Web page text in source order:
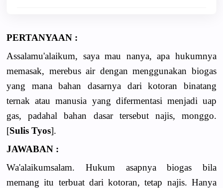
PERTANYAAN :
Assalamu'alaikum, saya mau nanya, apa hukumnya
memasak, merebus air dengan menggunakan biogas
yang mana bahan dasarnya dari kotoran binatang
ternak atau manusia yang difermentasi menjadi uap
gas, padahal bahan dasar tersebut najis, monggo.
[Sulis Tyos].
JAWABAN :
Wa'alaikumsalam. Hukum asapnya biogas bila
memang itu terbuat dari kotoran, tetap najis. Hanya